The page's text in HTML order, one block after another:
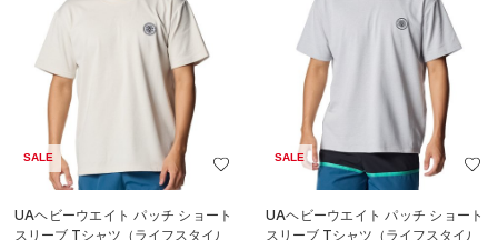
SALE
UAヘビーウエイト パッチ ショート
スリーブ Tシャツ（ライフスタイル/
SALE
UAヘビーウエイト パッチ ショート
スリーブ Tシャツ（ライフスタイル/